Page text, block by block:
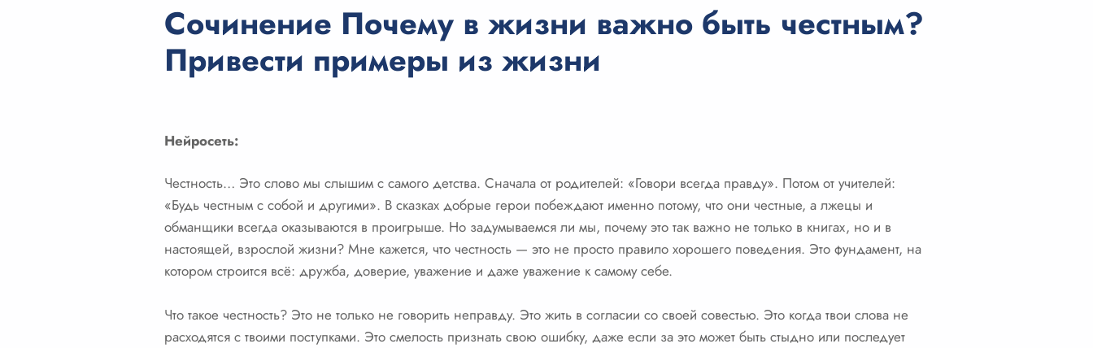
Сочинение Почему в жизни важно быть честным?
Привести примеры из жизни
Нейросеть:
Честность… Это слово мы слышим с самого детства. Сначала от родителей: «Говори всегда правду». Потом от учителей:
«Будь честным с собой и другими». В сказках добрые герои побеждают именно потому, что они честные, а лжецы и
обманщики всегда оказываются в проигрыше. Но задумываемся ли мы, почему это так важно не только в книгах, но и в
настоящей, взрослой жизни? Мне кажется, что честность — это не просто правило хорошего поведения. Это фундамент, на
котором строится всё: дружба, доверие, уважение и даже уважение к самому себе.
Что такое честность? Это не только не говорить неправду. Это жить в согласии со своей совестью. Это когда твои слова не
расходятся с твоими поступками. Это смелость признать свою ошибку, даже если за это может быть стыдно или последует